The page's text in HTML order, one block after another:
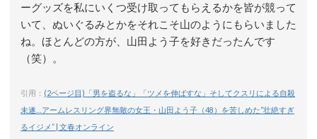
ーグッズを私にいくつ受け取ってもらえるかを皆が競って
いて、ぬいぐるみとかをそれこそ山のようにもらいました
ね。ほとんどの方が、山田よう子を好きだったんです
（笑）。
引用： (2ページ目)「男を盗るな」「ツメを伸ばすな」そしてクスリによる自殺
未遂…アームレスリング界無敵の女王・山田よう子（48）を苦しめた“壮絶すぎ
るイジメ” | 文春オンライン